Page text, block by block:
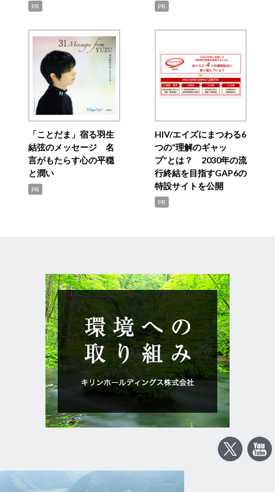
PR PR
「ことだま」宿る羽生
結弦のメッセージ 名
言がもたらす心の平穏
と潤い
PR
HIV/エイズにまつわる6
つの“理解のギャッ
プ”とは？ 2030年の流
行終結を目指すGAP6の
特設サイトを公開
PR